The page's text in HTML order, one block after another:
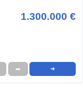
1.300.000 €
➦ ➜